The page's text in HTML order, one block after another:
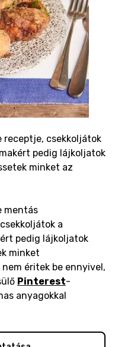
csekkoljátok
pedig lájkoljatok
minket az
mentás
a
pedig lájkoljatok
minket
nem éritek be ennyivel,
Pinterest-
anyagokkal